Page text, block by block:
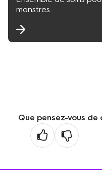
monstres
Que pensez-vous